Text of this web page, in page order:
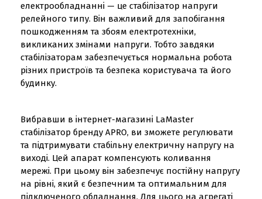
електрообладнанні — це стабілізатор напруги
релейного типу. Він важливий для запобігання
пошкодженням та збоям електротехніки,
викликаних змінами напруги. Тобто завдяки
стабілізаторам забезпечується нормальна робота
різних пристроїв та безпека користувача та його
будинку.
Вибравши в інтернет-магазині LaMaster
стабілізатор бренду APRO, ви зможете регулювати
та підтримувати стабільну електричну напругу на
виході. Цей апарат компенсують коливання
мережі. При цьому він забезпечує постійну напругу
на рівні, який є безпечним та оптимальним для
підключеного обладнання. Для цього на агрегаті